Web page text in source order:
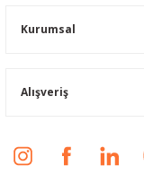
Kurumsal
Alışveriş